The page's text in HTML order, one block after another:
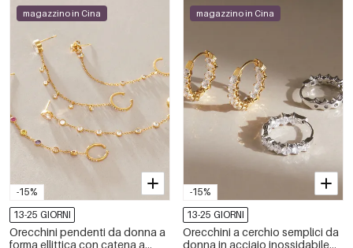
-15%
magazzino in Cina
13-25 GIORNI
Orecchini pendenti da donna a
forma ellittica con catena a
-15%
magazzino in Cina
13-25 GIORNI
Orecchini a cerchio semplici da
donna in acciaio inossidabile